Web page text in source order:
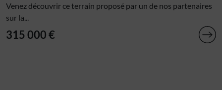
Venez découvrir ce terrain proposé par un de nos partenaires
sur la...
315 000 €